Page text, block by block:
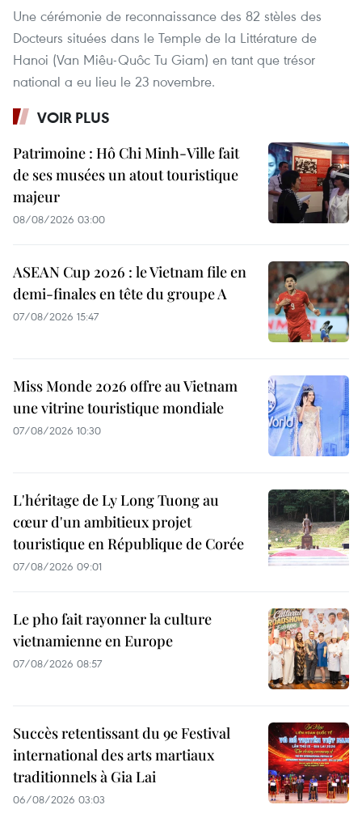
Une cérémonie de reconnaissance des 82 stèles des
Docteurs situées dans le Temple de la Littérature de
Hanoi (Van Miêu-Quôc Tu Giam) en tant que trésor
national a eu lieu le 23 novembre.
VOIR PLUS
Patrimoine : Hô Chi Minh-Ville fait
de ses musées un atout touristique
majeur
08/08/2026 03:00
ASEAN Cup 2026 : le Vietnam file en
demi-finales en tête du groupe A
07/08/2026 15:47
Miss Monde 2026 offre au Vietnam
une vitrine touristique mondiale
07/08/2026 10:30
L'héritage de Ly Long Tuong au
cœur d'un ambitieux projet
touristique en République de Corée
07/08/2026 09:01
Le pho fait rayonner la culture
vietnamienne en Europe
07/08/2026 08:57
Succès retentissant du 9e Festival
international des arts martiaux
traditionnels à Gia Lai
06/08/2026 03:03